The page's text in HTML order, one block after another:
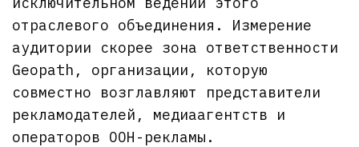
отраслевого объединения. Измерение
аудитории скорее зона ответственности
Geopath, организации, которую
совместно возглавляют представители
рекламодателей, медиаагентств и
операторов OOH-рекламы.